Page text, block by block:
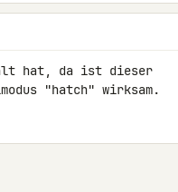
hat, da ist dieser
"hatch" wirksam.